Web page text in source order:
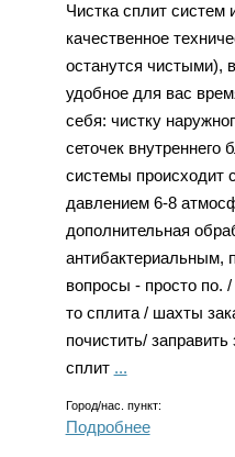
Чистка сплит систем
качественное
останутся чиcтыми),
удобное для вас
себя: чистку
сеточек внутреннего
системы происходит
давлением 6-8
дополнительная
антибактериальным,
вопросы - просто по.
то сплита / шахты
почистить/
сплит ...
Город/нас. пункт:
Подробнее